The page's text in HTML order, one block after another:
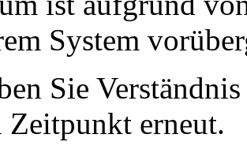
System
Sie
Zeitpunkt erneut.